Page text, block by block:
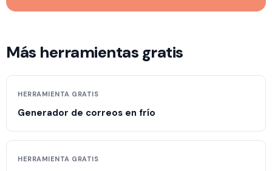
Más herramientas gratis
HERRAMIENTA GRATIS
Generador de correos en frío
HERRAMIENTA GRATIS